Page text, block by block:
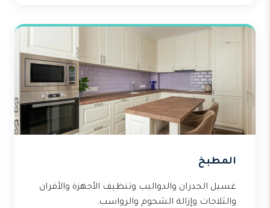
المطبخ
غسيل الجدران والدواليب وتنظيف الأجهزة والأفران
والثلاجات وإزالة الشحوم والرواسب.